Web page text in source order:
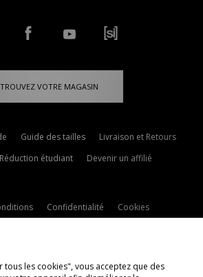
TROUVEZ VOTRE MAGASIN
Guide des tailles
Livraison et Retours
Réduction étudiant Devenir un affilié
Confidentialité
Cookies
en ligne
tous les cookies", vous acceptez que des